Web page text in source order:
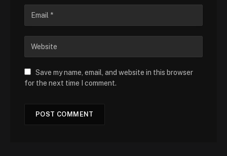
Save my name, email, and website in this browser
for the next time I comment.